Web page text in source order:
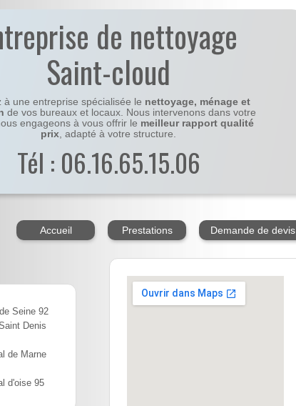
de nettoyage
Saint-cloud
à une entreprise spécialisée le nettoyage, ménage et
de vos bureaux et locaux. Nous intervenons dans votre
engageons à vous offrir le meilleur rapport qualité
prix, adapté à votre structure.
Tél : 06.16.65.15.06
Accueil Prestations Demande de devis
Seine 92
Denis
de Marne
d'oise 95